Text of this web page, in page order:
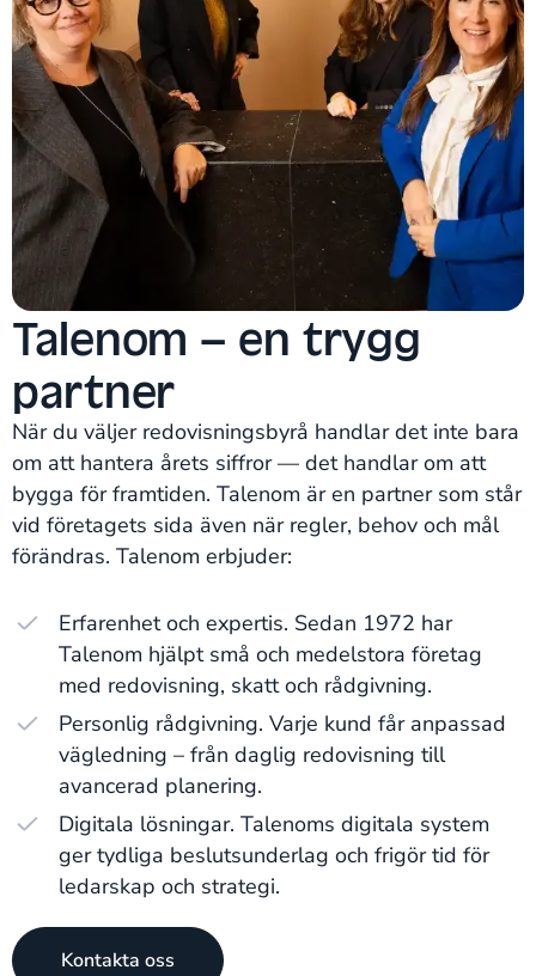
Talenom – en trygg
partner
När du väljer redovisningsbyrå handlar det inte bara
om att hantera årets siffror — det handlar om att
bygga för framtiden. Talenom är en partner som står
vid företagets sida även när regler, behov och mål
förändras. Talenom erbjuder:
Erfarenhet och expertis. Sedan 1972 har
Talenom hjälpt små och medelstora företag
med redovisning, skatt och rådgivning.
Personlig rådgivning. Varje kund får anpassad
vägledning – från daglig redovisning till
avancerad planering.
Digitala lösningar. Talenoms digitala system
ger tydliga beslutsunderlag och frigör tid för
ledarskap och strategi.
Kontakta oss